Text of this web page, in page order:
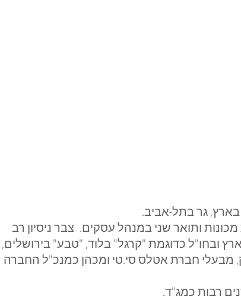
גר בתל-אביב.
ותואר שני במנהל עסקים. צבר ניסיון רב
ובחו"ל כדוגמת "קרגל" בלוד, "טבע" בירושלים,
מבעלי חברת אטלס סי.טי ומכהן כמנכ"ל החברה
רבות כמג"ד.